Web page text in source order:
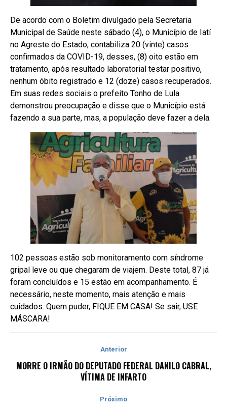
De acordo com o Boletim divulgado pela Secretaria
Municipal de Saúde neste sábado (4), o Município de Iatí
no Agreste do Estado, contabiliza 20 (vinte) casos
confirmados da COVID-19, desses, (8) oito estão em
tratamento, após resultado laboratorial testar positivo,
nenhum óbito registrado e 12 (doze) casos recuperados.
Em suas redes sociais o prefeito Tonho de Lula
demonstrou preocupação e disse que o Município está
fazendo a sua parte, mas, a população deve fazer a dela.
102 pessoas estão sob monitoramento com síndrome
gripal leve ou que chegaram de viajem. Deste total, 87 já
foram concluídos e 15 estão em acompanhamento. É
necessário, neste momento, mais atenção e mais
cuidados. Quem puder, FIQUE EM CASA! Se sair, USE
MÁSCARA!
Anterior
MORRE O IRMÃO DO DEPUTADO FEDERAL DANILO CABRAL,
VÍTIMA DE INFARTO
Próximo